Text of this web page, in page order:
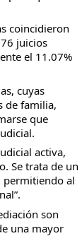
coincidieron
juicios
el 11.07%
cuyas
de familia,
que
activa,
Se trata de un
permitiendo al
son
una mayor